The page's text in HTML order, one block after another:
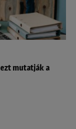
mutatják a